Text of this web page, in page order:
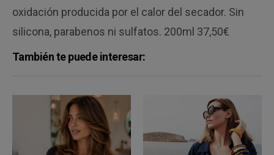
oxidación producida por el calor del secador. Sin
silicona, parabenos ni sulfatos. 200ml 37,50€
También te puede interesar: